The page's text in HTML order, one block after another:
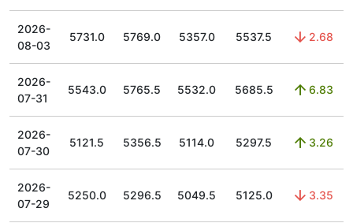
2026-
08-03
5731.0 5769.0 5357.0 5537.5 2.68
2026-
07-31
5543.0 5765.5 5532.0 5685.5 6.83
2026-
07-30
5121.5 5356.5 5114.0 5297.5 3.26
2026-
07-29
5250.0 5296.5 5049.5 5125.0 3.35